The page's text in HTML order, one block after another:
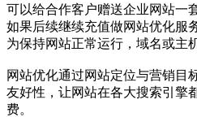
可以给合作客户赠送企业网站一
如果后续继续充值做网站优化服
为保持网站正常运行，域名或主
网站优化通过网站定位与营销目
友好性，让网站在各大搜索引擎
费。